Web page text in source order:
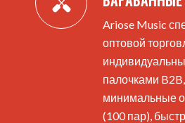
класса под вашей частной
ПОЛУЧИТЬ
Ariose Music
оптовой
палочками
минимальные
(100 пар),